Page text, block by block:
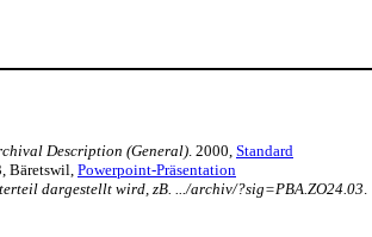
Description (General). 2000, Standard
Bäretswil, Powerpoint-Präsentation
dargestellt wird, zB. .../archiv/?sig=PBA.ZO24.03.